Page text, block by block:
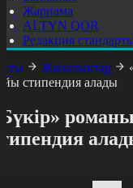
Жарнама
ALTYN QOR
Редакция
Жаңалықтар
стипендия алады